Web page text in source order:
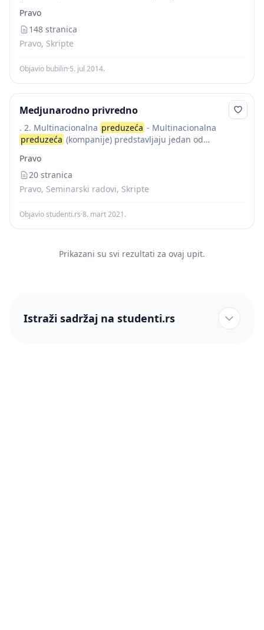
izvršavanja određenih javno – pravnih obaveza, drugim
rečima u slučajevima koji ulaze u domen...
Pravo
148 stranica
Pravo, Skripte
Objavio bubilin·5. jul 2014.
Medjunarodno privredno
. 2. Multinacionalna preduzeća - Multinacionalna
preduzeća (kompanije) predstavljaju jedan od
odnosi medjunarodne razmene dobara i usluga.
Paralelno sa razvojem globalnog tržišta i
pozicioniranja...
Pravo
20 stranica
Pravo, Seminarski radovi, Skripte
Objavio studenti.rs·8. mart 2021.
Prikazani su svi rezultati za ovaj upit.
Istraži sadržaj na studenti.rs